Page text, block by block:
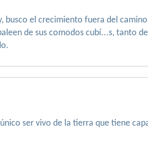
busco el crecimiento fuera del
de sus comodos cubí...s, tanto
ser vivo de la tierra que tiene